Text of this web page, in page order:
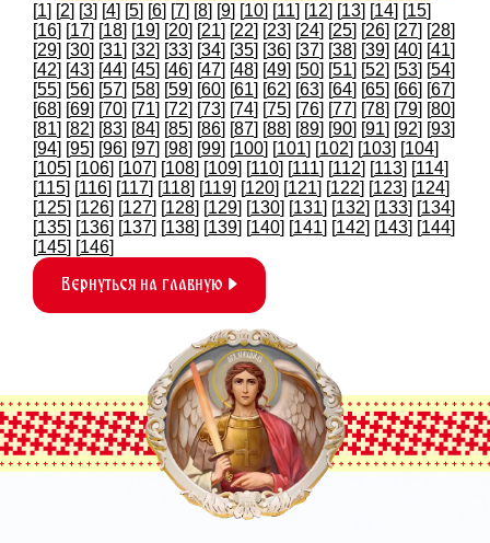
[1] [2] [3] [4] [5] [6] [7] [8] [9] [10] [11] [12] [13] [14] [15]
[16] [17] [18] [19] [20] [21] [22] [23] [24] [25] [26] [27] [28]
[29] [30] [31] [32] [33] [34] [35] [36] [37] [38] [39] [40] [41]
[42] [43] [44] [45] [46] [47] [48] [49] [50] [51] [52] [53] [54]
[55] [56] [57] [58] [59] [60] [61] [62] [63] [64] [65] [66] [67]
[68] [69] [70] [71] [72] [73] [74] [75] [76] [77] [78] [79] [80]
[81] [82] [83] [84] [85] [86] [87] [88] [89] [90] [91] [92] [93]
[94] [95] [96] [97] [98] [99] [100] [101] [102] [103] [104]
[105] [106] [107] [108] [109] [110] [111] [112] [113] [114]
[115] [116] [117] [118] [119] [120] [121] [122] [123] [124]
[125] [126] [127] [128] [129] [130] [131] [132] [133] [134]
[135] [136] [137] [138] [139] [140] [141] [142] [143] [144]
[145] [146]
Вернуться на главную